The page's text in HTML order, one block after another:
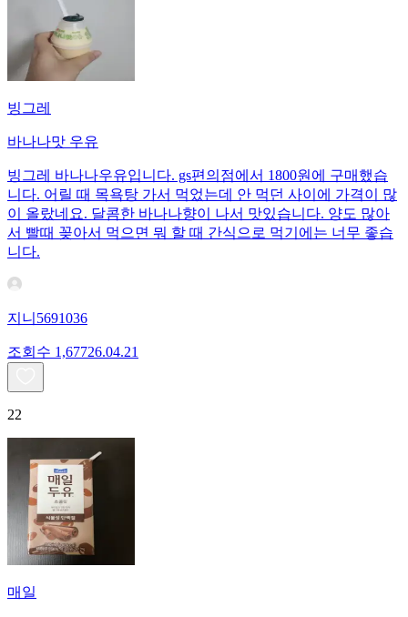
빙그레
바나나맛 우유
빙그레 바나나우유입니다. gs편의점에서 1800원에 구매했습
니다. 어릴 때 목욕탕 가서 먹었는데 안 먹던 사이에 가격이 많
이 올랐네요. 달콤한 바나나향이 나서 맛있습니다. 양도 많아
서 빨때 꽂아서 먹으면 뭐 할 때 간식으로 먹기에는 너무 좋습
니다.
지니5691036
조회수 1,67726.04.21
22
매일